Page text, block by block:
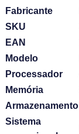
Fabricante
SKU
EAN
Modelo
Processador
Memória
Armazenamento
Sistema